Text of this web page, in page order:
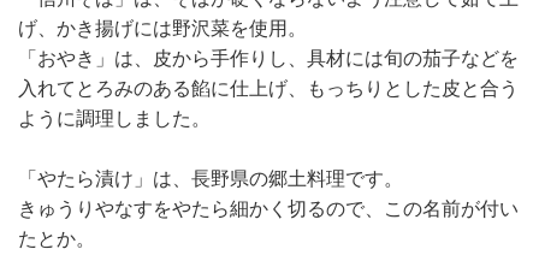
げ、かき揚げには野沢菜を使用。
「おやき」は、皮から手作りし、具材には旬の茄子などを
入れてとろみのある餡に仕上げ、もっちりとした皮と合う
ように調理しました。
「やたら漬け」は、長野県の郷土料理です。
きゅうりやなすをやたら細かく切るので、この名前が付い
たとか。